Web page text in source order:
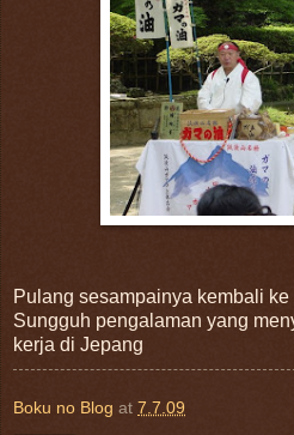
Pulang sesampainya kembali
Sungguh pengalaman yang
kerja di Jepang
Boku no Blog at 7.7.09